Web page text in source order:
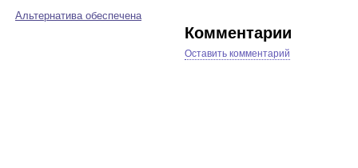
Альтернатива обеспечена
Комментарии
Оставить комментарий